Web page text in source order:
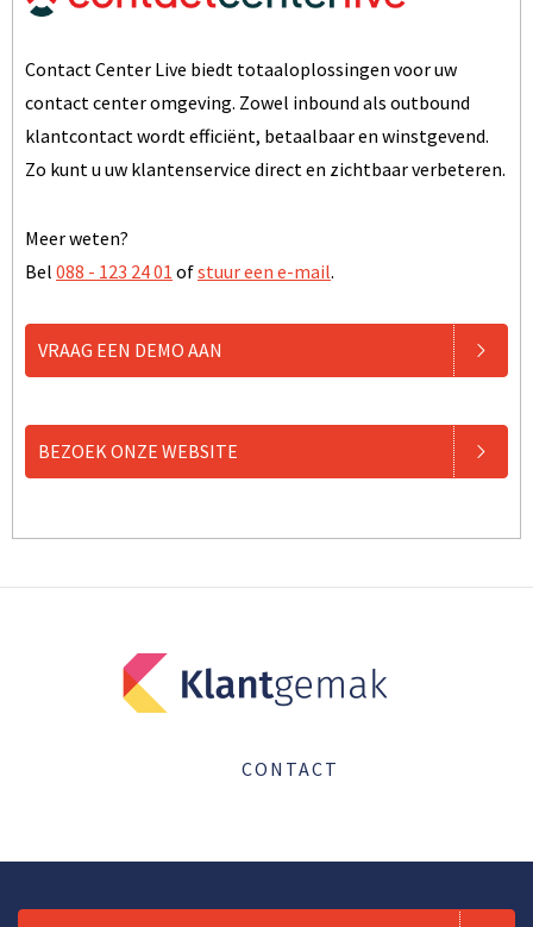
Contact Center Live biedt totaaloplossingen voor uw
contact center omgeving. Zowel inbound als outbound
klantcontact wordt efficiënt, betaalbaar en winstgevend.
Zo kunt u uw klantenservice direct en zichtbaar verbeteren.
Meer weten?
Bel 088 - 123 24 01 ofstuur een e-mail.
VRAAG EEN DEMO AAN
BEZOEK ONZE WEBSITE
CONTACT